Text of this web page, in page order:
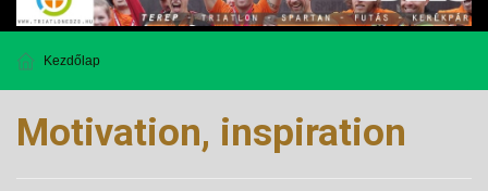
Kezdőlap
Motivation, inspiration